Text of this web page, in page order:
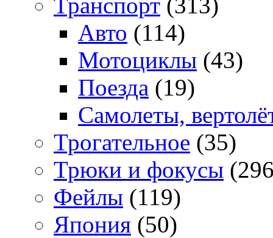
Авто (114)
Мотоциклы (43)
Поезда (19)
Самолеты,
Трогательное (35)
Трюки и фокусы
Фейлы (119)
Япония (50)